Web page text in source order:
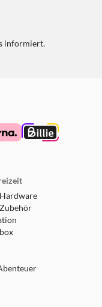
informiert.